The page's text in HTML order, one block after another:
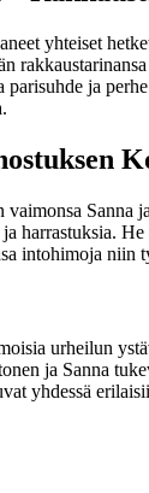
yhteiset
parisuhde ja
vaimonsa Sanna
harrastuksia. He
intohimoja niin
urheilun
ja Sanna
yhdessä